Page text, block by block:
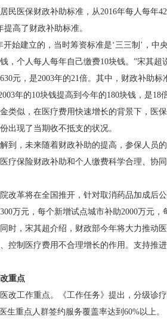
医保财政补助标准，从2016年每人每年
高了财政补助标准。
始建立的，当时筹资标准是‘三三制’，中
，个人每人每年自己缴费10块钱。”宋其超
元，是2003年的21倍。其中，财政补助标
年的10块钱提高到今年的180块钱，是18
似，在医疗费用快速增长的背景下，医
出现了当期收不抵支的状况。
，未来随着财政补助的提高，参保人员
疗保险财政补助和个人缴费科学合理、协
革将在全国推开，针对取消药品加成后
万元，每个新增试点城市补助2000万元，
时，宋其超介绍，财政部今年将大力推动
控制医疗费用不合理增长的作用。支持推
重点
工作重点。《工作任务》提出，分级诊
生重点人群签约服务覆盖率达到60%以上。